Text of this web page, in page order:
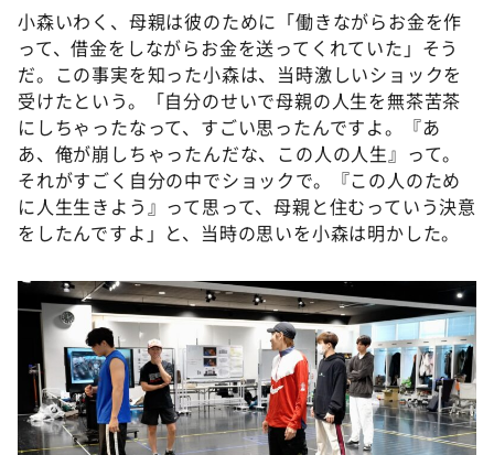
小森いわく、母親は彼のために「働きながらお金を作
って、借金をしながらお金を送ってくれていた」そう
だ。この事実を知った小森は、当時激しいショックを
受けたという。「自分のせいで母親の人生を無茶苦茶
にしちゃったなって、すごい思ったんですよ。『あ
あ、俺が崩しちゃったんだな、この人の人生』って。
それがすごく自分の中でショックで。『この人のため
に人生生きよう』って思って、母親と住むっていう決意
をしたんですよ」と、当時の思いを小森は明かした。